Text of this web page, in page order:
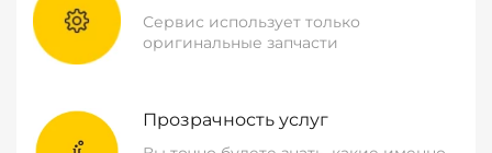
Сервис использует только
оригинальные запчасти
Прозрачность услуг